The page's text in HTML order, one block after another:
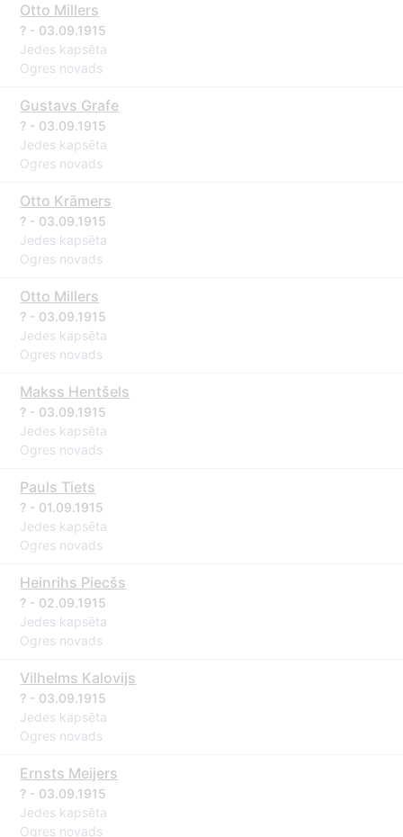
Otto Millers
? - 03.09.1915
Jedes kapsēta
Ogres novads
Gustavs Grafe
? - 03.09.1915
Jedes kapsēta
Ogres novads
Otto Krāmers
? - 03.09.1915
Jedes kapsēta
Ogres novads
Otto Millers
? - 03.09.1915
Jedes kapsēta
Ogres novads
Makss Hentšels
? - 03.09.1915
Jedes kapsēta
Ogres novads
Pauls Tiets
? - 01.09.1915
Jedes kapsēta
Ogres novads
Heinrihs Piecšs
? - 02.09.1915
Jedes kapsēta
Ogres novads
Vilhelms Kalovijs
? - 03.09.1915
Jedes kapsēta
Ogres novads
Ernsts Meijers
? - 03.09.1915
Jedes kapsēta
Ogres novads